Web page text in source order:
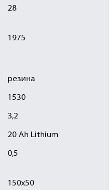
28
1975
резина
1530
3,2
20 Ah Lithium
0,5
150х50